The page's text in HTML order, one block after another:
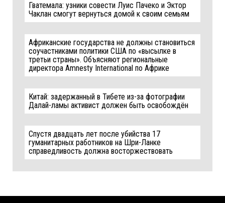
Гватемала: узники совести Луис Пачеко и Эктор
Чаклан смогут вернуться домой к своим семьям
Африканские государства не должны становиться
соучастниками политики США по «высылке в
третьи страны». Объясняют региональные
директора Amnesty International по Африке
Китай: задержанный в Тибете из-за фотографии
Далай-ламы активист должен быть освобождён
Спустя двадцать лет после убийства 17
гуманитарных работников на Шри-Ланке
справедливость должна восторжествовать